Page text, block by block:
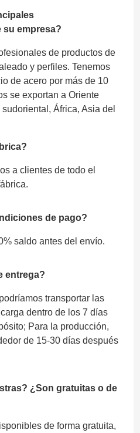
empresa?
de productos de
y perfiles. Tenemos
de acero por más de 10
se exportan a Oriente
África, Asia del
a clientes de todo el
de pago?
saldo antes del envío.
entrega?
transportar las
dentro de los 7 días
Para la producción,
de 15-30 días después
¿Son gratuitas o de
de forma gratuita,